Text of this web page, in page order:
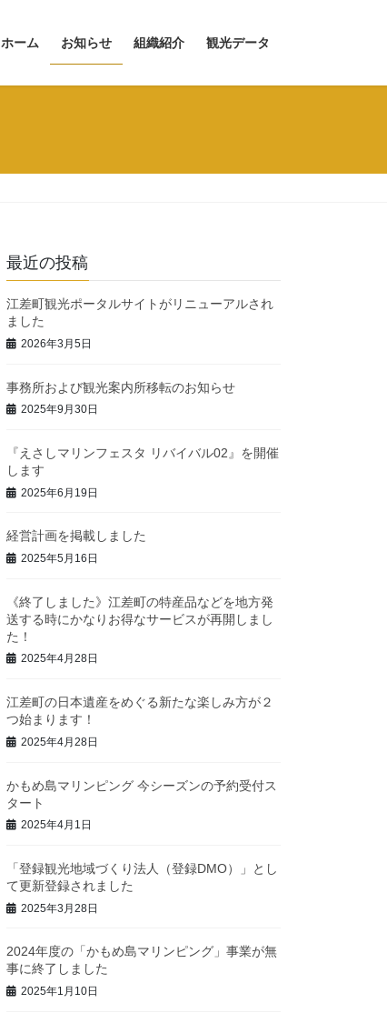
ホーム お知らせ 組織紹介 観光データ
最近の投稿
江差町観光ポータルサイトがリニューアルされ
ました
2026年3月5日
事務所および観光案内所移転のお知らせ
2025年9月30日
『えさしマリンフェスタ リバイバル02』を開催
します
2025年6月19日
経営計画を掲載しました
2025年5月16日
《終了しました》江差町の特産品などを地方発
送する時にかなりお得なサービスが再開しまし
た！
2025年4月28日
江差町の日本遺産をめぐる新たな楽しみ方が２
つ始まります！
2025年4月28日
かもめ島マリンピング 今シーズンの予約受付ス
タート
2025年4月1日
「登録観光地域づくり法人（登録DMO）」とし
て更新登録されました
2025年3月28日
2024年度の「かもめ島マリンピング」事業が無
事に終了しました
2025年1月10日